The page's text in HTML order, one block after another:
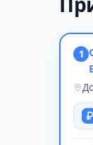
1